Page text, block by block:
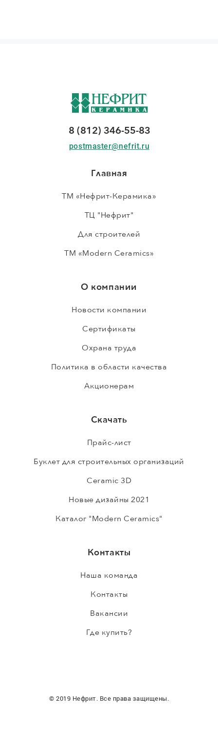
8 (812) 346-55-83
postmaster@nefrit.ru
Главная
ТМ «Нефрит-Керамика»
ТЦ "Нефрит"
Для строителей
ТМ «Modern Ceramics»
О компании
Новости компании
Сертификаты
Охрана труда
Политика в области качества
Акционерам
Скачать
Прайс-лист
Буклет для строительных организаций
Ceramic 3D
Новые дизайны 2021
Каталог "Modern Ceramics"
Контакты
Наша команда
Контакты
Вакансии
Где купить?
© 2019 Нефрит. Все права защищены.